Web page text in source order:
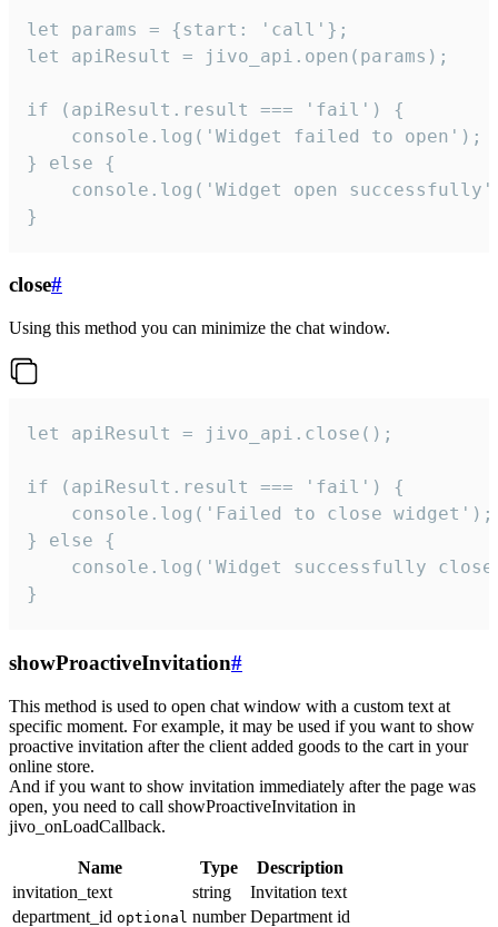
let params = {start: 'call'};
let apiResult = jivo_api.open(params);
if (apiResult.result === 'fail') {
    console.log('Widget failed to open');
} else {
console.log('Widget open
}
close#
Using this method you can minimize the chat window.
let apiResult = jivo_api.close();
if (apiResult.result === 'fail') {
    console.log('Failed to close widget');
} else {
console.log('Widget successfully
}
showProactiveInvitation#
This method is used to open chat window with a custom text at
specific moment. For example, it may be used if you want to show
proactive invitation after the client added goods to the cart in your
online store.
And if you want to show invitation immediately after the page was
open, you need to call showProactiveInvitation in
jivo_onLoadCallback.
Name Type
Description
invitation_text
string
Invitation text
department_id optional number Department id